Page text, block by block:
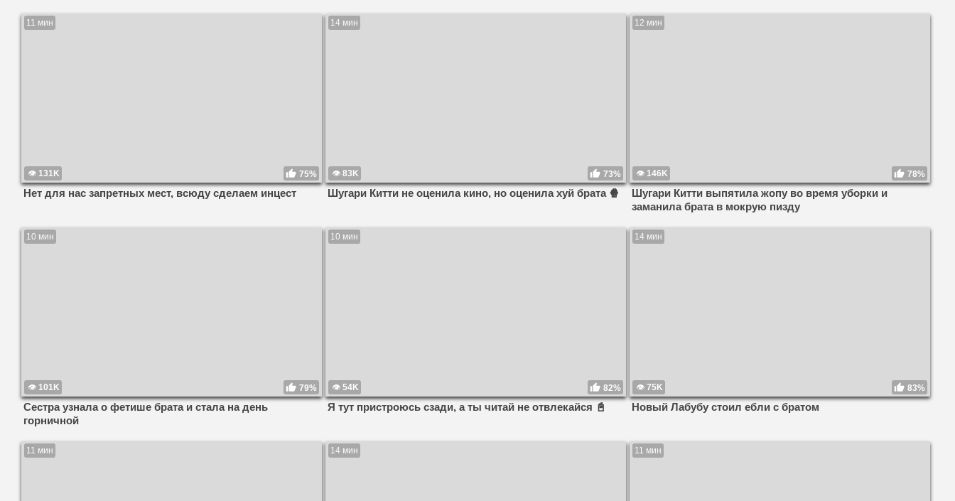
11 мин
131K 75%
Нет для нас запретных мест, всюду сделаем инцест
14 мин
83K 73%
Шугари Китти не оценила кино, но оценила хуй брата 🍿
12 мин
146K 78%
Шугари Китти выпятила жопу во время уборки и
заманила брата в мокрую пизду
10 мин
101K 79%
Сестра узнала о фетише брата и стала на день
горничной
10 мин
54K 82%
Я тут пристроюсь сзади, а ты читай не отвлекайся 📓
14 мин
75K 83%
Новый Лабубу стоил ебли с братом
11 мин 14 мин 11 мин